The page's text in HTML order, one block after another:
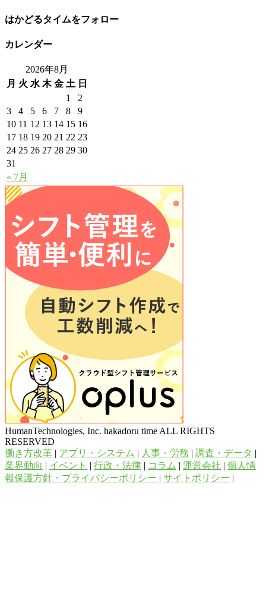
はかどるタイムをフォロー
カレンダー
2026年8月
月 火 水 木 金 土 日
« 7月
1
2
3
4 5 6 7 8
9
10 11 12 13 14 15 16
17 18 19 20 21 22 23
24 25 26 27 28 29 30
31
HumanTechnologies, Inc. hakadoru time ALL RIGHTS
RESERVED
働き方改革 | アプリ・システム | 人事・労務 | 調査・データ |
業界動向 | イベント | 行政・法律 | コラム | 運営会社 | 個人情
報保護方針・プライバシーポリシー | サイトポリシー |